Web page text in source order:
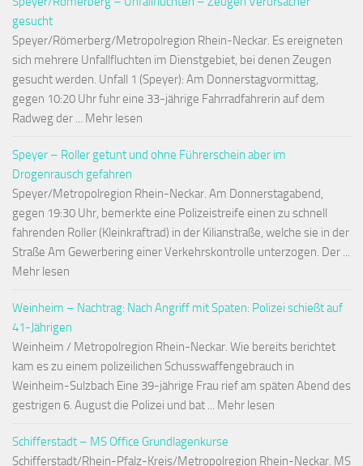
gesucht
Speyer/Römerberg/Metropolregion Rhein-Neckar. Es ereigneten
sich mehrere Unfallfluchten im Dienstgebiet, bei denen Zeugen
gesucht werden. Unfall 1 (Speyer): Am Donnerstagvormittag,
gegen 10:20 Uhr fuhr eine 33-jährige Fahrradfahrerin auf dem
Radweg der ... Mehr lesen
Speyer – Roller getunt und ohne Führerschein aber im
Drogenrausch gefahren
Speyer/Metropolregion Rhein-Neckar. Am Donnerstagabend,
gegen 19:30 Uhr, bemerkte eine Polizeistreife einen zu schnell
fahrenden Roller (Kleinkraftrad) in der Kilianstraße, welche sie in der
Straße Am Gewerbering einer Verkehrskontrolle unterzogen. Der ...
Mehr lesen
Weinheim – Nachtrag: Nach Angriff mit Spaten: Polizei schießt auf
41-Jährigen
Weinheim / Metropolregion Rhein-Neckar. Wie bereits berichtet
kam es zu einem polizeilichen Schusswaffengebrauch in
Weinheim-Sulzbach Eine 39-jährige Frau rief am späten Abend des
gestrigen 6. August die Polizei und bat ... Mehr lesen
Schifferstadt – MS Office Grundlagenkurse
Schifferstadt/Rhein-Pfalz-Kreis/Metropolregion Rhein-Neckar. MS